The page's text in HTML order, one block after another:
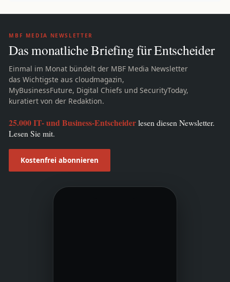
MBF MEDIA NEWSLETTER
Das monatliche Briefing für Entscheider
Einmal im Monat bündelt der MBF Media Newsletter
das Wichtigste aus cloudmagazin,
MyBusinessFuture, Digital Chiefs und SecurityToday,
kuratiert von der Redaktion.
25.000 IT- und Business-Entscheiderlesen diesen Newsletter.
Lesen Sie mit.
Kostenfrei abonnieren